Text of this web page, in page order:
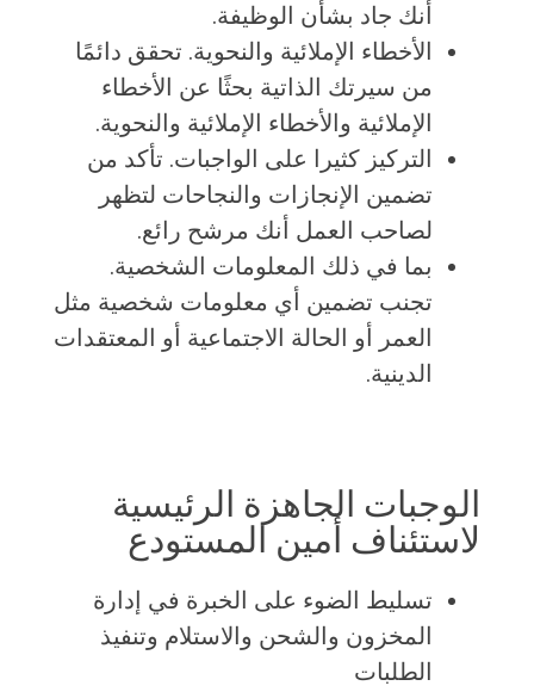
أنك جاد بشأن الوظيفة.
الأخطاء الإملائية والنحوية. تحقق دائمًا
من سيرتك الذاتية بحثًا عن الأخطاء
الإملائية والأخطاء الإملائية والنحوية.
التركيز كثيرا على الواجبات. تأكد من
تضمين الإنجازات والنجاحات لتظهر
لصاحب العمل أنك مرشح رائع.
بما في ذلك المعلومات الشخصية.
تجنب تضمين أي معلومات شخصية مثل
العمر أو الحالة الاجتماعية أو المعتقدات
الدينية.
الوجبات الجاهزة الرئيسية
لاستئناف أمين المستودع
تسليط الضوء على الخبرة في إدارة
المخزون والشحن والاستلام وتنفيذ
الطلبات